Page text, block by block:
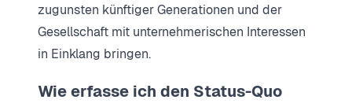
zugunsten künftiger Generationen und der
Gesellschaft mit unternehmerischen Interessen
in Einklang bringen.
Wie erfasse ich den Status-Quo